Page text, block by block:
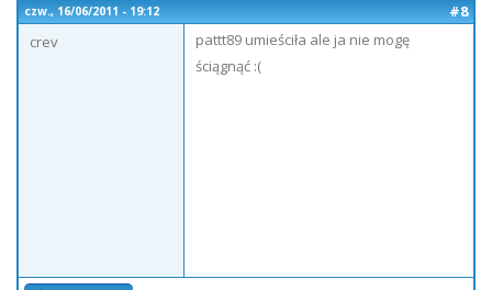
czw., 16/06/2011 - 19:12
#8
crev
pattt89 umieściła ale ja nie mogę
ściągnąć :(